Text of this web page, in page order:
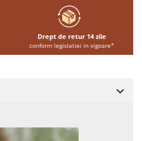
Drept de retur 14 zile
conform legislatiei in vigoare*